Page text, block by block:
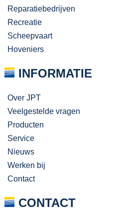
Reparatiebedrijven
Recreatie
Scheepvaart
Hoveniers
INFORMATIE
Over JPT
Veelgestelde vragen
Producten
Service
Nieuws
Werken bij
Contact
CONTACT